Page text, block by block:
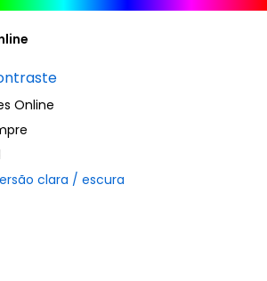
Online
clara / escura